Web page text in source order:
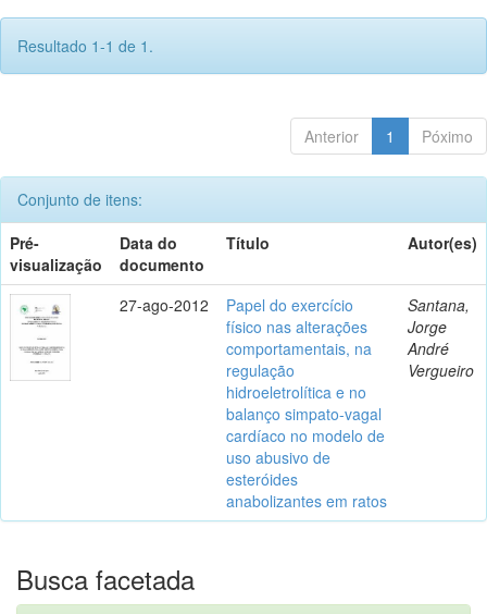
Resultado 1-1 de 1.
Anterior 1 Póximo
Conjunto de itens:
Pré-
visualização
Data do
documento
Título Autor(es)
27-ago-2012
Papel do exercício
físico nas alterações
comportamentais, na
regulação
hidroeletrolítica e no
balanço simpato-vagal
cardíaco no modelo de
uso abusivo de
esteróides
anabolizantes em ratos
Santana,
Jorge
André
Vergueiro
Busca facetada